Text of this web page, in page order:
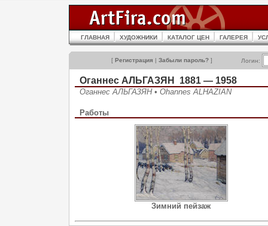
ГЛАВНАЯ ХУДОЖНИКИ КАТАЛОГ ЦЕН ГАЛЕРЕЯ
[ Регистрация | Забыли пароль? ] Логин:
Оганнес АЛЬГАЗЯН 1881 — 1958
Оганнес АЛЬГАЗЯН • Ohannes ALHAZIAN
Работы
Зимний пейзаж